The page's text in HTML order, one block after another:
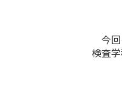
今回
検査